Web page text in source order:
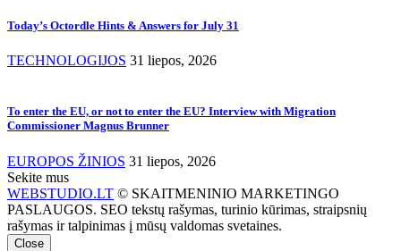
Today’s Octordle Hints & Answers for July 31
TECHNOLOGIJOS 31 liepos, 2026
To enter the EU, or not to enter the EU? Interview with Migration
Commissioner Magnus Brunner
EUROPOS ŽINIOS 31 liepos, 2026
Sekite mus
WEBSTUDIO.LT © SKAITMENINIO MARKETINGO
PASLAUGOS. SEO tekstų rašymas, turinio kūrimas, straipsnių
rašymas ir talpinimas į mūsų valdomas svetaines.
Close